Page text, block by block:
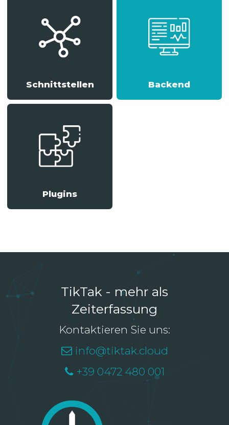
Schnittstellen Backend
Plugins
TikTak - mehr als
Zeiterfassung
Kontaktieren Sie uns:
info@tiktak.cloud
+39 0472 480 001